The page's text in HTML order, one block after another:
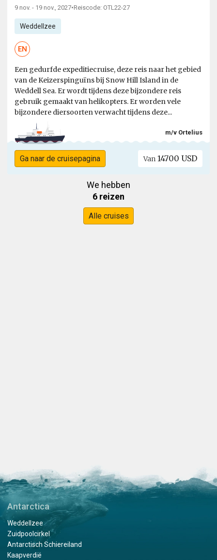
9 nov. - 19 nov., 2027•Reiscode: OTL22-27
Weddellzee
EN
Een gedurfde expeditiecruise, deze reis naar het gebied
van de Keizerspinguïns bij Snow Hill Island in de
Weddell Sea. Er wordt tijdens deze bijzondere reis
gebruik gemaakt van helikopters. Er worden vele
bijzondere diersoorten verwacht tijdens deze...
m/v Ortelius
Ga naar de cruisepagina Van 14700 USD
We hebben
6 reizen
Alle cruises
Antarctica
Weddellzee
Zuidpoolcirkel
Antarctisch Schiereiland
Kaapverdië